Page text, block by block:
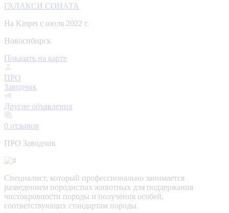
ГАЛАКСИ СОНАТА
На Kinpet c июля 2022 г.
Новосибирск
Показать на карте
ПРО
Заводчик
Другие объявления
0 отзывов
ПРО Заводчик
Специалист, который профессионально занимается
разведением породистых животных для поддержания
чистокровности породы и получения особей,
соответствующих стандартам породы.